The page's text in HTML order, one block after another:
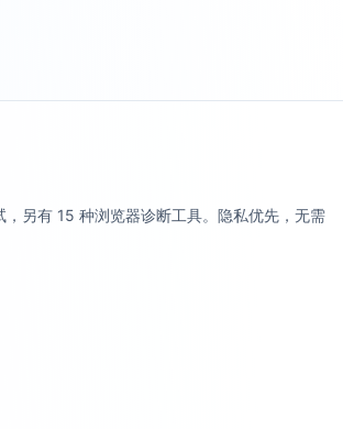
，另有 15 种浏览器诊断工具。隐私优先，无需